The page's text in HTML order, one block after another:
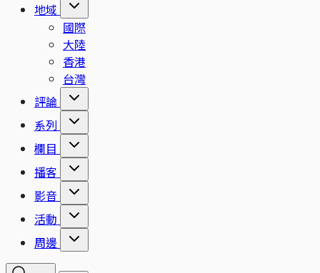
地域
國際
大陸
香港
台灣
評論
系列
欄目
播客
影音
活動
周邊